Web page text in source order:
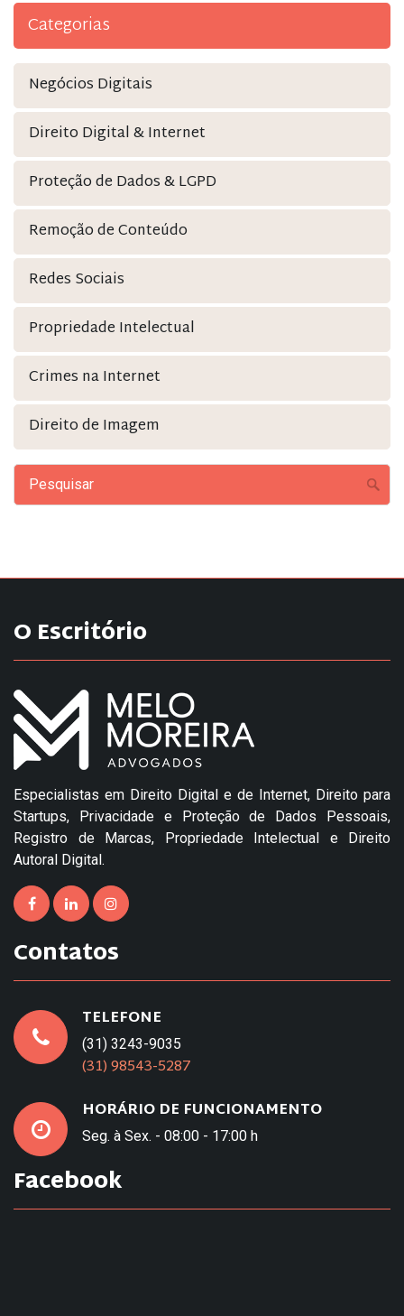
Categorias
Negócios Digitais
Direito Digital & Internet
Proteção de Dados & LGPD
Remoção de Conteúdo
Redes Sociais
Propriedade Intelectual
Crimes na Internet
Direito de Imagem
O Escritório
Especialistas em Direito Digital e de Internet, Direito para
Startups, Privacidade e Proteção de Dados Pessoais,
Registro de Marcas, Propriedade Intelectual e Direito
Autoral Digital.
Contatos
TELEFONE
(31) 3243-9035
(31) 98543-5287
HORÁRIO DE FUNCIONAMENTO
Seg. à Sex. - 08:00 - 17:00 h
Facebook